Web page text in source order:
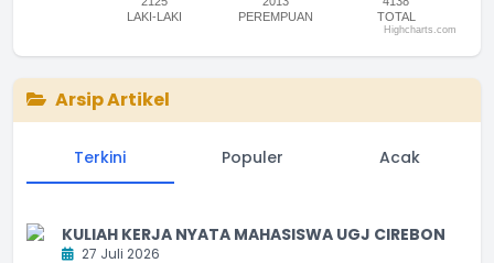
LAKI-LAKI
PEREMPUAN
TOTAL
Highcharts.com
Arsip Artikel
Terkini Populer Acak
KULIAH KERJA NYATA MAHASISWA UGJ CIREBON
27 Juli 2026